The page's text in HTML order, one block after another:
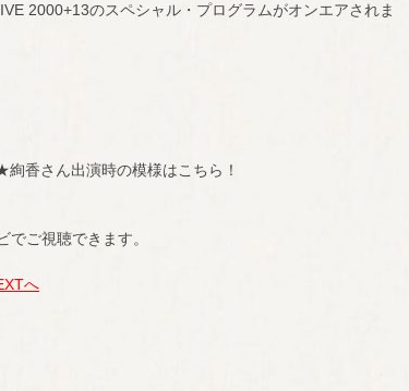
2000+13のスペシャル・プログラムがオンエアされま
香さん出演時の模様はこちら！
ご視聴できます。
へ